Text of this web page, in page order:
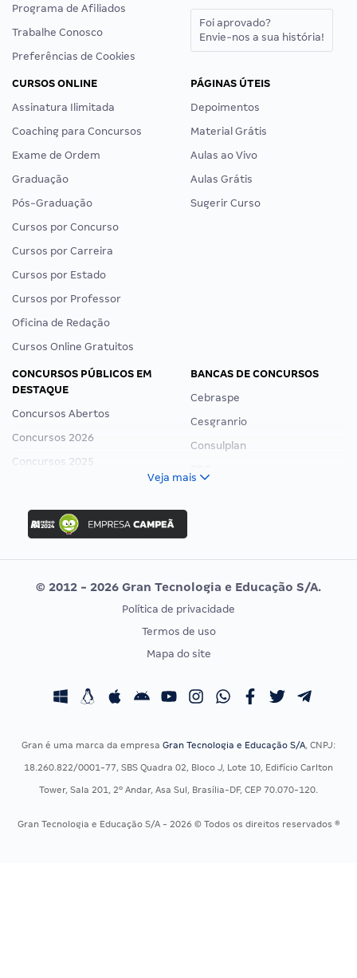
Programa de Afiliados
Trabalhe Conosco
Preferências de Cookies
Foi aprovado?
Envie-nos a sua história!
CURSOS ONLINE
Assinatura Ilimitada
Coaching para Concursos
Exame de Ordem
Graduação
Pós-Graduação
Cursos por Concurso
Cursos por Carreira
Cursos por Estado
Cursos por Professor
Oficina de Redação
Cursos Online Gratuitos
PÁGINAS ÚTEIS
Depoimentos
Material Grátis
Aulas ao Vivo
Aulas Grátis
Sugerir Curso
CONCURSOS PÚBLICOS EM
DESTAQUE
Concursos Abertos
Concursos 2026
Concursos 2025
Concurso Ibama
Concurso MPU
Editais publicados
BANCAS DE CONCURSOS
Cebraspe
Cesgranrio
Consulplan
Vunesp
CONCURSOS POR PROFISSÃO
Concursos Fiscais
Concursos Saúde
Residência Multiprofissional
EXAME DE ORDEM
Calendário OAB
Veja mais
© 2012 - 2026 Gran Tecnologia e Educação S/A.
Política de privacidade
Termos de uso
Mapa do site
Gran é uma marca da empresa Gran Tecnologia e Educação S/A, CNPJ:
18.260.822/0001-77, SBS Quadra 02, Bloco J, Lote 10, Edifício Carlton
Tower, Sala 201, 2º Andar, Asa Sul, Brasília-DF, CEP 70.070-120.
Gran Tecnologia e Educação S/A - 2026 © Todos os direitos reservados ®